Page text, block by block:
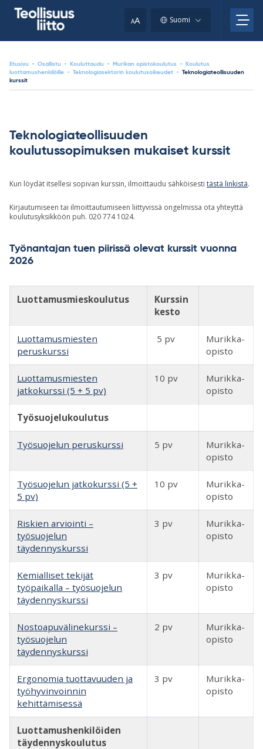
AA Suomi
Etusivu - Osallistu - Kouluttaudu - Murikan opistokoulutus -
Koulutus
luottamushenkilöille - Teknologiasektorin koulutusoikeudet - Teknologiateollisuuden
kurssit
Teknologiateollisuuden
koulutussopimuksen mukaiset kurssit
Kun löydät itsellesi sopivan kurssin, ilmoittaudu sähköisesti tästä linkistä.
Kirjautumiseen tai ilmoittautumiseen liittyvissä ongelmissa ota yhteyttä
koulutusyksikköön puh. 020 774 1024.
Työnantajan tuen piirissä olevat kurssit vuonna
2026
Luottamusmieskoulutus
Kurssin
kesto
Luottamusmiesten
peruskurssi
5 pv
Murikka-
opisto
Luottamusmiesten
jatkokurssi (5 + 5 pv)
10 pv
Murikka-
opisto
Työsuojelukoulutus
Työsuojelun peruskurssi 5 pv
Murikka-
opisto
Työsuojelun jatkokurssi (5 +
5 pv)
10 pv
Murikka-
opisto
Riskien arviointi –
työsuojelun
täydennyskurssi
3 pv
Murikka-
opisto
Kemialliset tekijät
työpaikalla – työsuojelun
täydennyskurssi
3 pv
Murikka-
opisto
Nostoapuvälinekurssi –
työsuojelun
täydennyskurssi
2 pv
Murikka-
opisto
Ergonomia tuottavuuden ja
työhyvinvoinnin
kehittämisessä
3 pv
Murikka-
opisto
Luottamushenkilöiden
täydennyskoulutus
clipboard.)